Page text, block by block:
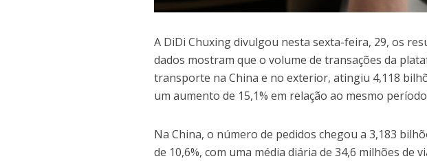
A DiDi Chuxing divulgou nesta sexta-feira, 29, os
dados mostram que o volume de transações da
transporte na China e no exterior, atingiu 4,118
um aumento de 15,1% em relação ao mesmo
Na China, o número de pedidos chegou a 3,183
de 10,6%, com uma média diária de 34,6 milhões de